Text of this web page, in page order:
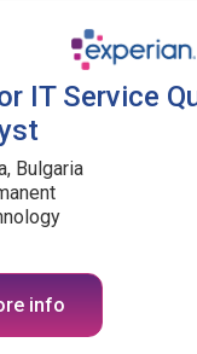
IT Service
Bulgaria
info